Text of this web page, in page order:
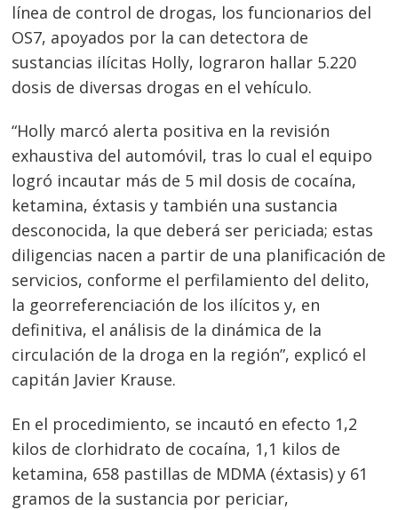
línea de control de drogas, los funcionarios del
OS7, apoyados por la can detectora de
sustancias ilícitas Holly, lograron hallar 5.220
dosis de diversas drogas en el vehículo.
“Holly marcó alerta positiva en la revisión
exhaustiva del automóvil, tras lo cual el equipo
logró incautar más de 5 mil dosis de cocaína,
ketamina, éxtasis y también una sustancia
desconocida, la que deberá ser periciada; estas
diligencias nacen a partir de una planificación de
servicios, conforme el perfilamiento del delito,
la georreferenciación de los ilícitos y, en
definitiva, el análisis de la dinámica de la
circulación de la droga en la región”, explicó el
capitán Javier Krause.
En el procedimiento, se incautó en efecto 1,2
kilos de clorhidrato de cocaína, 1,1 kilos de
ketamina, 658 pastillas de MDMA (éxtasis) y 61
gramos de la sustancia por periciar,